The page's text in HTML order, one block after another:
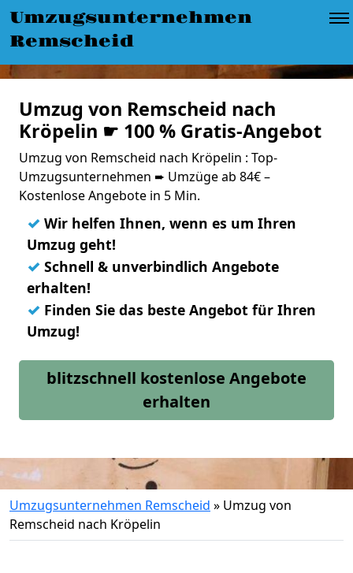
Umzugsunternehmen
Remscheid
Umzug von Remscheid nach
Kröpelin ☛ 100 % Gratis-Angebot
Umzug von Remscheid nach Kröpelin : Top-
Umzugsunternehmen ➨ Umzüge ab 84€ –
Kostenlose Angebote in 5 Min.
✓ Wir helfen Ihnen, wenn es um Ihren
Umzug geht!
✓ Schnell & unverbindlich Angebote
erhalten!
✓ Finden Sie das beste Angebot für Ihren
Umzug!
blitzschnell kostenlose Angebote
erhalten
Umzugsunternehmen Remscheid » Umzug von
Remscheid nach Kröpelin